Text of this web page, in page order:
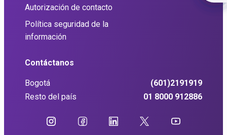
Autorización de contacto
Política seguridad de la
información
Contáctanos
Bogotá
(601)2191919
Resto del país
01 8000 912886